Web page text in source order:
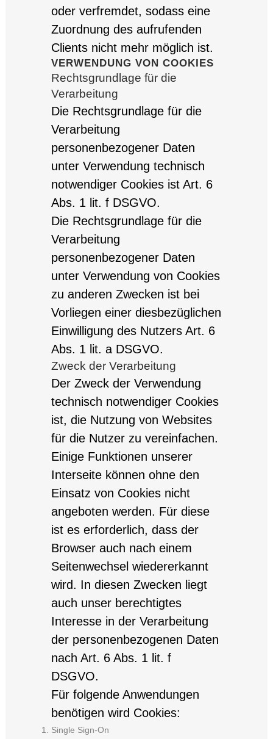
oder verfremdet, sodass eine
Zuordnung des aufrufenden
Clients nicht mehr möglich ist.
VERWENDUNG VON COOKIES
Rechtsgrundlage für die
Verarbeitung
Die Rechtsgrundlage für die
Verarbeitung
personenbezogener Daten
unter Verwendung technisch
notwendiger Cookies ist Art. 6
Abs. 1 lit. f DSGVO.
Die Rechtsgrundlage für die
Verarbeitung
personenbezogener Daten
unter Verwendung von Cookies
zu anderen Zwecken ist bei
Vorliegen einer diesbezüglichen
Einwilligung des Nutzers Art. 6
Abs. 1 lit. a DSGVO.
Zweck der Verarbeitung
Der Zweck der Verwendung
technisch notwendiger Cookies
ist, die Nutzung von Websites
für die Nutzer zu vereinfachen.
Einige Funktionen unserer
Interseite können ohne den
Einsatz von Cookies nicht
angeboten werden. Für diese
ist es erforderlich, dass der
Browser auch nach einem
Seitenwechsel wiedererkannt
wird. In diesen Zwecken liegt
auch unser berechtigtes
Interesse in der Verarbeitung
der personenbezogenen Daten
nach Art. 6 Abs. 1 lit. f
DSGVO.
Für folgende Anwendungen
benötigen wird Cookies:
Single Sign-On